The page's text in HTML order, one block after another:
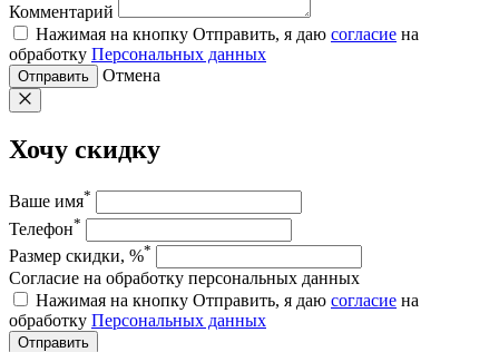
Комментарий
Нажимая на кнопку Отправить, я даю согласие на
обработку Персональных данных
Отправить Отмена
Хочу скидку
Ваше имя*
Телефон*
Размер скидки, %*
Согласие на обработку персональных данных
Нажимая на кнопку Отправить, я даю согласие на
обработку Персональных данных
Отправить